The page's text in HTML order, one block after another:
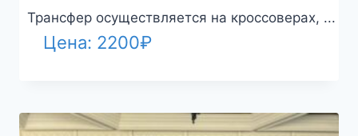
Трансфер осуществляется на кроссоверах, ...
Цена: 2200₽